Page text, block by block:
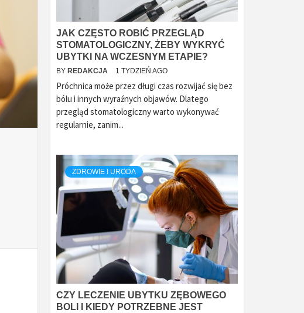
JAK CZĘSTO ROBIĆ PRZEGLĄD
STOMATOLOGICZNY, ŻEBY WYKRYĆ
UBYTKI NA WCZESNYM ETAPIE?
BY REDAKCJA 1 TYDZIEŃ AGO
Próchnica może przez długi czas rozwijać się bez
bólu i innych wyraźnych objawów. Dlatego
przegląd stomatologiczny warto wykonywać
regularnie, zanim...
ZDROWIE I URODA
CZY LECZENIE UBYTKU ZĘBOWEGO
BOLI I KIEDY POTRZEBNE JEST